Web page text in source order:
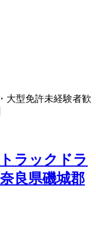
大型免許未経験者歓
ラックドラ
良県磯城郡